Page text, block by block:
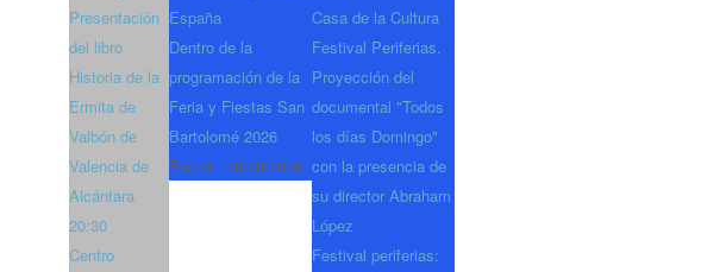
Presentación
del libro
Historia de la
Ermita de
Valbón de
Valencia de
Alcántara
20:30
Centro
España
Dentro de la
programación de la
Feria y Fiestas San
Bartolomé 2026
Fecha : 08/08/2026
Casa de la Cultura
Festival Periferias.
Proyección del
documental "Todos
los días Domingo"
con la presencia de
su director Abraham
López
Festival periferias: